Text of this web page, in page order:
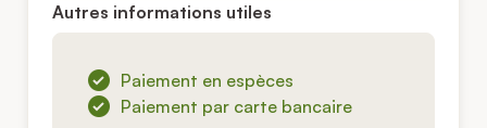
Autres informations utiles
Paiement en espèces
Paiement par carte bancaire